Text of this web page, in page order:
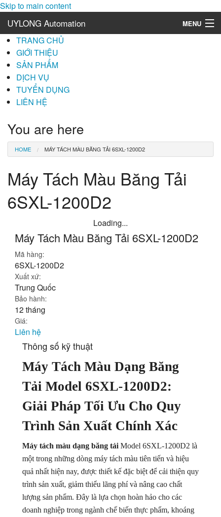
Skip to main content
UYLONG Automation MENU
Máy Tách Màu Gạo
Máy Tách Màu Ngành Chè (Trà)
Máy Tách Màu Hạt Cà Phê
Máy Tách Màu Ngành Điều
Máy Tách Màu Cơm Dừa (NEW)
Máy Tách Màu Lúa Giống (NEW)
Máy tách màu đá - Bột đá
Máy Tách Màu Nông Sản - Chuyên Ngành Điều, Đậu Phộng, Hạt lớn
Cân Đóng Gói Tự Động
Máy Kiểm Tra X-Ray ( Máy Kiểm Tra Và Phát Hiện Tạp Chất)
Máy Nén Khí Có Biến Tầng
Máy Nén Khí Piston (Không Dầu/ OIR FREE)
Máy Tách Màu Hạt Nông Sản
Máy Tách Màu Đa Năng Dạng Băng Tải
Máy Tách Màu Đa Năng
Máy Tách Màu Hạt Đậu
Máy Tách Màu Hạt Bo Bo
Máy Tách Màu Hạt Tiêu
Máy Tách Màu Thuỷ Sản
Máy Đánh Bóng Hạt Nông Sản (ĐẬU, NGÔ....)
TRANG CHỦ
GIỚI THIỆU
SẢN PHẨM
DỊCH VỤ
TUYỂN DỤNG
LIÊN HỆ
You are here
HOME MÁY TÁCH MÀU BĂNG TẢI 6SXL-1200D2
Máy Tách Màu Băng Tải
6SXL-1200D2
Loading...
Máy Tách Màu Băng Tải 6SXL-1200D2
Mã hàng:
6SXL-1200D2
Xuất xứ:
Trung Quốc
Bảo hành:
12 tháng
Giá:
Liên hệ
Thông số kỹ thuật
Máy Tách Màu Dạng Băng
Tải Model 6SXL-1200D2:
Giải Pháp Tối Ưu Cho Quy
Trình Sản Xuất Chính Xác
Máy tách màu dạng băng tải Model 6SXL-1200D2 là
một trong những dòng máy tách màu tiên tiến và hiệu
quả nhất hiện nay, được thiết kế đặc biệt để cải thiện quy
trình sản xuất, giảm thiểu lãng phí và nâng cao chất
lượng sản phẩm. Đây là lựa chọn hoàn hảo cho các
doanh nghiệp trong ngành chế biến thực phẩm, khoáng